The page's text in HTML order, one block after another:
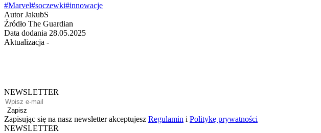
#Marvel#soczewki#innowacje
Autor JakubS
Źródło The Guardian
Data dodania 28.05.2025
Aktualizacja -
NEWSLETTER
Zapisz
Zapisując się na nasz newsletter akceptujesz Regulamin i Politykę prywatności
NEWSLETTER